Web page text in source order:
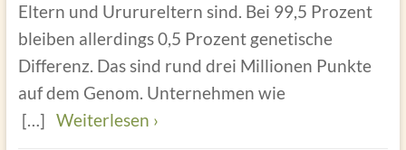
Eltern und Ururureltern sind. Bei 99,5 Prozent
bleiben allerdings 0,5 Prozent genetische
Differenz. Das sind rund drei Millionen Punkte
auf dem Genom. Unternehmen wie
[…] Weiterlesen ›